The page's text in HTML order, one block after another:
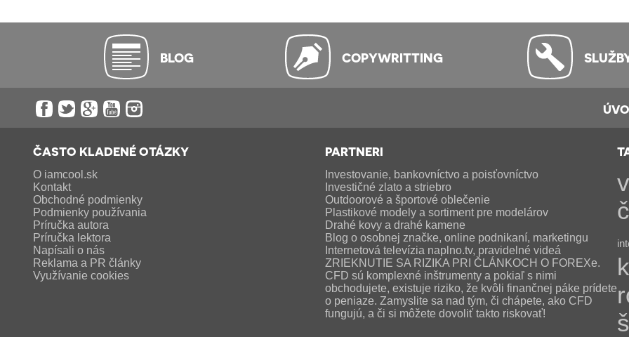
BLOG COPYWRITTING
ČASTO KLADENÉ OTÁZKY
O iamcool.sk
Kontakt
Obchodné podmienky
Podmienky používania
Príručka autora
Príručka lektora
Napísali o nás
Reklama a PR články
Využívanie cookies
PARTNERI
Investovanie, bankovníctvo a poisťovníctvo
Investičné zlato a striebro
Outdoorové a športové oblečenie
Plastikové modely a sortiment pre modelárov
Drahé kovy a drahé kamene
Blog o osobnej značke, online podnikaní, marketingu
Internetová televízia naplno.tv, pravidelné videá
ZRIEKNUTIE SA RIZIKA PRI ČLÁNKOCH O FOREXe.
CFD sú komplexné inštrumenty a pokiaľ s nimi
obchodujete, existuje riziko, že kvôli finančnej páke prídete
o peniaze. Zamyslite sa nad tým, či chápete, ako CFD
fungujú, a či si môžete dovoliť takto riskovať!